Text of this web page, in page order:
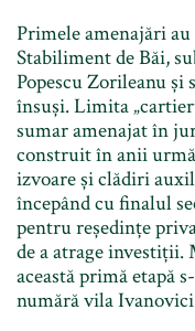
Primele amenajări
Stabiliment de Băi,
Popescu Zorileanu și
însuși. Limita
sumar amenajat în
construit în anii
izvoare și clădiri
începând cu finalul
pentru reședințe
de a atrage
această primă etapă
numără vila